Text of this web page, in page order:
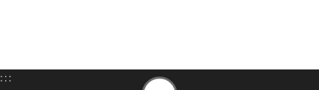
:::